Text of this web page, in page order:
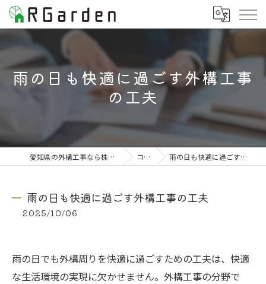
雨の日も快適に過ごす外構工事
の工夫
愛知県の外構工事なら株式会社RGarden コラム 雨の日も快適に過ごす外構工事の工夫
雨の日も快適に過ごす外構工事の工夫
2025/10/06
雨の日でも外構周りを快適に過ごすための工夫は、快適
な生活環境の実現に欠かせません。外構工事の分野で